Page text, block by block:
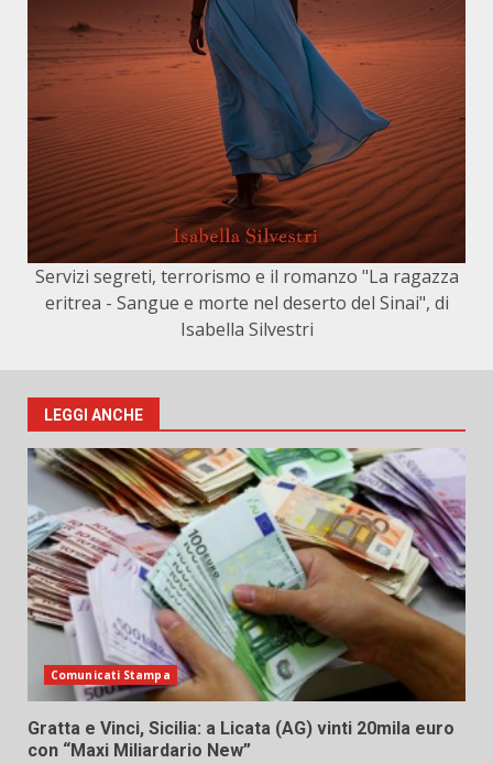
Servizi segreti, terrorismo e il romanzo "La ragazza
eritrea - Sangue e morte nel deserto del Sinai", di
Isabella Silvestri
LEGGI ANCHE
Comunicati Stampa
Gratta e Vinci, Sicilia: a Licata (AG) vinti 20mila euro
con “Maxi Miliardario New”